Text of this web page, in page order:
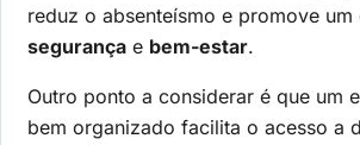
reduz o absenteísmo e promove um
segurança e bem-estar.
Outro ponto a considerar é que um
bem organizado facilita o acesso a